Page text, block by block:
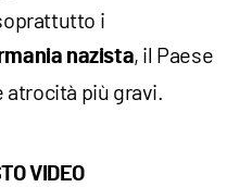
i
nazista, il Paese
atrocità più gravi.
VIDEO